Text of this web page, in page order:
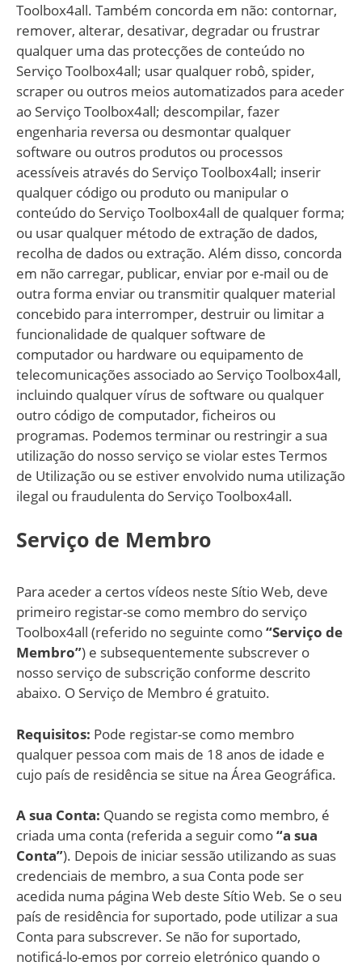
Toolbox4all. Também concorda em não: contornar,
remover, alterar, desativar, degradar ou frustrar
qualquer uma das protecções de conteúdo no
Serviço Toolbox4all; usar qualquer robô, spider,
scraper ou outros meios automatizados para aceder
ao Serviço Toolbox4all; descompilar, fazer
engenharia reversa ou desmontar qualquer
software ou outros produtos ou processos
acessíveis através do Serviço Toolbox4all; inserir
qualquer código ou produto ou manipular o
conteúdo do Serviço Toolbox4all de qualquer forma;
ou usar qualquer método de extração de dados,
recolha de dados ou extração. Além disso, concorda
em não carregar, publicar, enviar por e-mail ou de
outra forma enviar ou transmitir qualquer material
concebido para interromper, destruir ou limitar a
funcionalidade de qualquer software de
computador ou hardware ou equipamento de
telecomunicações associado ao Serviço Toolbox4all,
incluindo qualquer vírus de software ou qualquer
outro código de computador, ficheiros ou
programas. Podemos terminar ou restringir a sua
utilização do nosso serviço se violar estes Termos
de Utilização ou se estiver envolvido numa utilização
ilegal ou fraudulenta do Serviço Toolbox4all.
Serviço de Membro
Para aceder a certos vídeos neste Sítio Web, deve
primeiro registar-se como membro do serviço
Toolbox4all (referido no seguinte como“Serviço de
Membro”) e subsequentemente subscrever o
nosso serviço de subscrição conforme descrito
abaixo. O Serviço de Membro é gratuito.
Requisitos: Pode registar-se como membro
qualquer pessoa com mais de 18 anos de idade e
cujo país de residência se situe na Área Geográfica.
A sua Conta: Quando se regista como membro, é
criada uma conta (referida a seguir como“a sua
Conta”). Depois de iniciar sessão utilizando as suas
credenciais de membro, a sua Conta pode ser
acedida numa página Web deste Sítio Web. Se o seu
país de residência for suportado, pode utilizar a sua
Conta para subscrever. Se não for suportado,
notificá-lo-emos por correio eletrónico quando o